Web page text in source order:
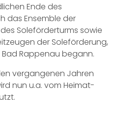
Ende des
das Ensemble der
Soleförderturms sowie
der Soleförderung,
Bad Rappenau begann.
vergangenen Jahren
nun u.a. vom Heimat-